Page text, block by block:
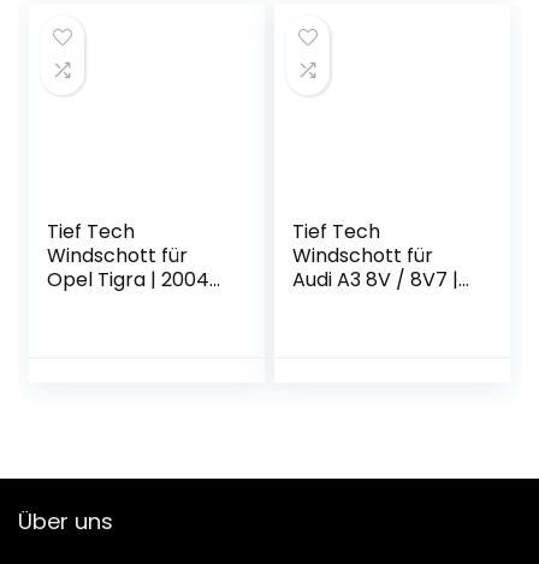
Tief Tech
Windschott für
Opel Tigra | 2004-
Tief Tech
Windschott für
Audi A3 8V / 8V7 |
Über uns